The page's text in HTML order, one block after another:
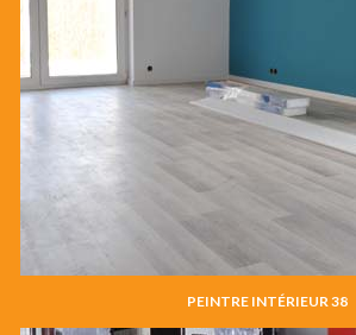
PEINTRE INTÉRIEUR 38